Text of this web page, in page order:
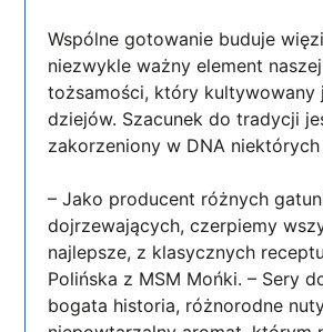
Wspólne gotowanie buduje
niezwykle ważny element
tożsamości, który kultywowany
dziejów. Szacunek do tradycji
zakorzeniony w DNA niektórych
– Jako producent różnych
dojrzewających, czerpiemy
najlepsze, z klasycznych
Polińska z MSM Mońki. – Sery
bogata historia, różnorodne